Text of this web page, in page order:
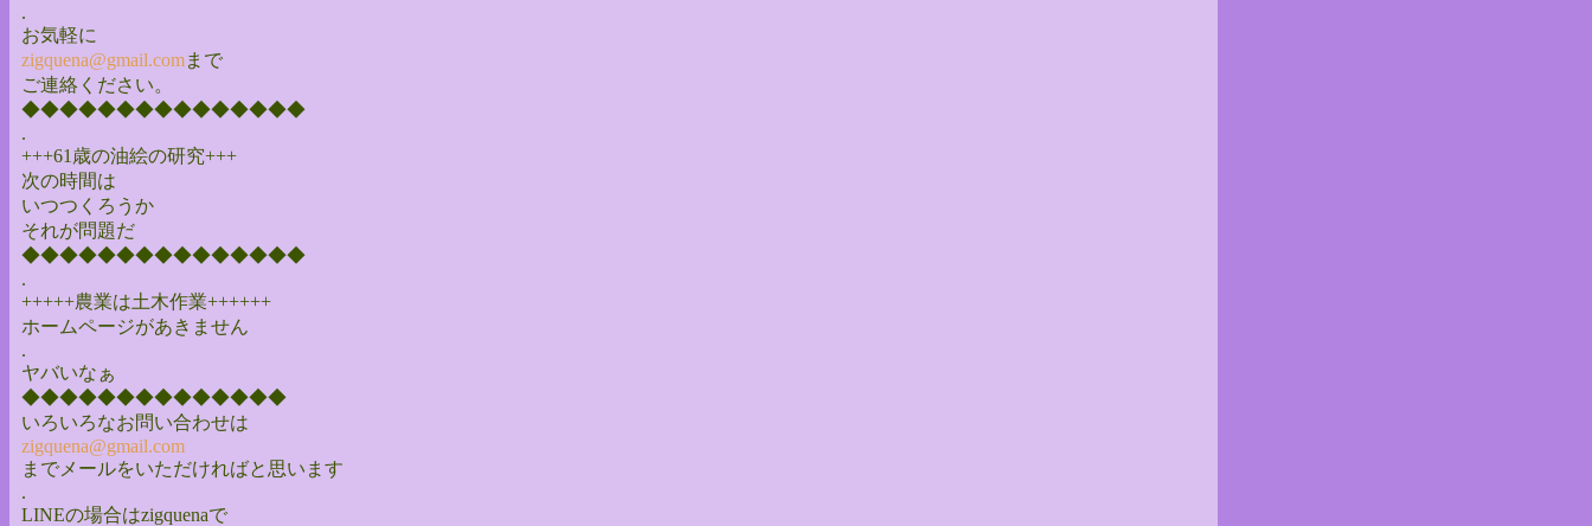
.
お気軽に
zigquena@gmail.comまで
ご連絡ください。
◆◆◆◆◆◆◆◆◆◆◆◆◆◆◆
.
+++61歳の油絵の研究+++
次の時間は
いつつくろうか
それが問題だ
◆◆◆◆◆◆◆◆◆◆◆◆◆◆◆
.
+++++農業は土木作業++++++
ホームページがあきません
.
ヤバいなぁ
◆◆◆◆◆◆◆◆◆◆◆◆◆◆
いろいろなお問い合わせは
zigquena@gmail.com
までメールをいただければと思います
.
LINEの場合はzigquenaで